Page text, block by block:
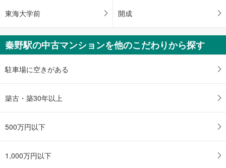
に
す
る
東海大学前 開成
秦野駅の中古マンションを他のこだわりから探す
駐車場に空きがある
築古・築30年以上
500万円以下
1,000万円以下